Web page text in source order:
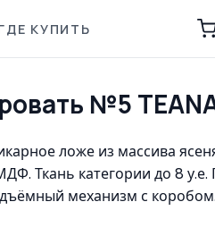
КУПИТЬ
№5
ложе из массива
Ткань категории до 8
механизм с коробом.